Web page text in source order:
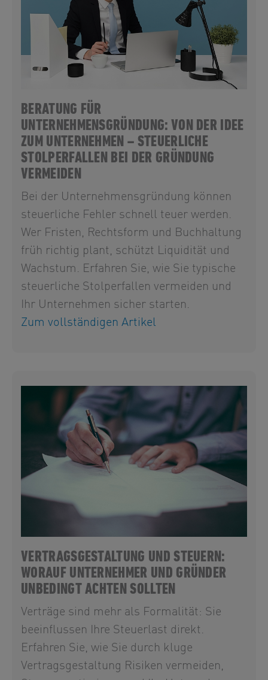
BERATUNG FÜR
UNTERNEHMENSGRÜNDUNG: VON DER IDEE
ZUM UNTERNEHMEN – STEUERLICHE
STOLPERFALLEN BEI DER GRÜNDUNG
VERMEIDEN
Bei der Unternehmensgründung können
steuerliche Fehler schnell teuer werden.
Wer Fristen, Rechtsform und Buchhaltung
früh richtig plant, schützt Liquidität und
Wachstum. Erfahren Sie, wie Sie typische
steuerliche Stolperfallen vermeiden und
Ihr Unternehmen sicher starten.
Zum vollständigen Artikel
VERTRAGSGESTALTUNG UND STEUERN:
WORAUF UNTERNEHMER UND GRÜNDER
UNBEDINGT ACHTEN SOLLTEN
Verträge sind mehr als Formalität: Sie
beeinflussen Ihre Steuerlast direkt.
Erfahren Sie, wie Sie durch kluge
Vertragsgestaltung Risiken vermeiden,